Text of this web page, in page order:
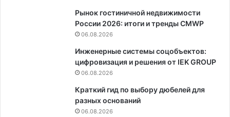
Рынок гостиничной недвижимости
России 2026: итоги и тренды CMWP
06.08.2026
Инженерные системы соцобъектов:
цифровизация и решения от IEK GROUP
06.08.2026
Краткий гид по выбору дюбелей для
разных оснований
06.08.2026